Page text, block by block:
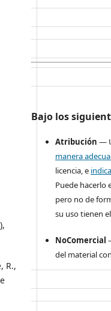
R.,
Bajo los
Atribución —
manera
licencia, e
Puede hacerlo
pero no de
su uso tienen
NoComercial
del material con